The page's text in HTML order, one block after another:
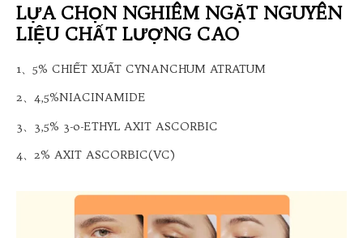
LỰA CHỌN NGHIÊM NGẶT NGUYÊN
LIỆU CHẤT LƯỢNG CAO
1、5% CHIẾT XUẤT CYNANCHUM ATRATUM
2、4,5%NIACINAMIDE
3、3,5% 3-o-ETHYL AXIT ASCORBIC
4、2% AXIT ASCORBIC(VC)